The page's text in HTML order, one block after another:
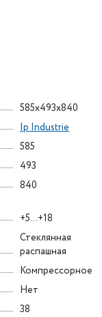
585x493x840
Ip Industrie
585
493
840
+5...+18
Стеклянная
распашная
Компрессорное
Нет
38